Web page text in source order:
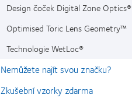
Design čoček Digital Zone Optics®
Optimised Toric Lens Geometry™
Technologie WetLoc®
Nemůžete najít svou značku?
Zkušební vzorky zdarma